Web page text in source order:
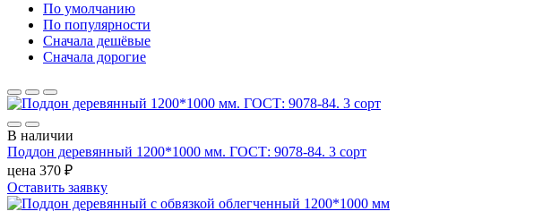
По умолчанию
По популярности
Сначала дешёвые
Сначала дорогие
В наличии
Поддон деревянный 1200*1000 мм. ГОСТ: 9078-84. 3 сорт
цена 370 ₽
Оставить заявку